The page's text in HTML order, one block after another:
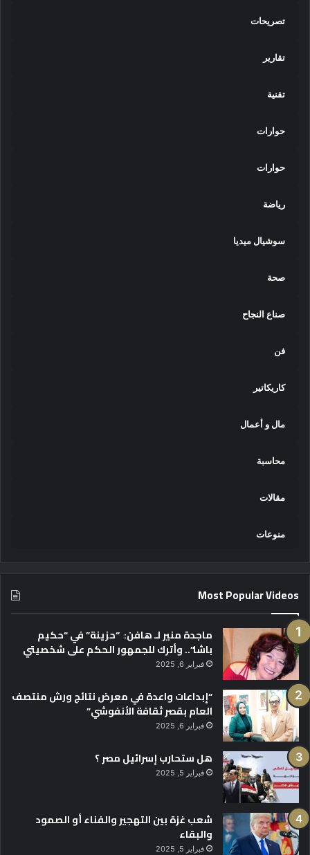
تصريحات
تقارير
تقنية
حوارات
حوارات
رياضة
سوشيال ميديا
صحة
صناع النجاح
فن
كاريكاتير
مال و أعمال
محاسبة
مقالات
منوعات
Most Popular Videos
ماجدة منير لـ هافن: “حزينة” في “حكيم
باشا”.. وأترك للجمهور الحكم على شخصيتي
فبراير 6, 2025
“إبداعات واعدة في معرض نتائج ورش منتصف
العام بقصر ثقافة الأنفوشي”
فبراير 6, 2025
هل ستحارب إسرائيل مصر ؟
فبراير 5, 2025
شعب غزة بين التهجير والفناء أو الصمود
والبقاء
فبراير 5, 2025